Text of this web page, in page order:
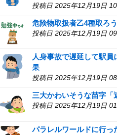
投稿日 2025年12月19日
危険物取扱者乙4種取ろ
投稿日 2025年12月19日
人身事故で遅延して駅
果
投稿日 2025年12月19日
三大かわいそうな苗字「
投稿日 2025年12月19日
パラレルワールドに行っ